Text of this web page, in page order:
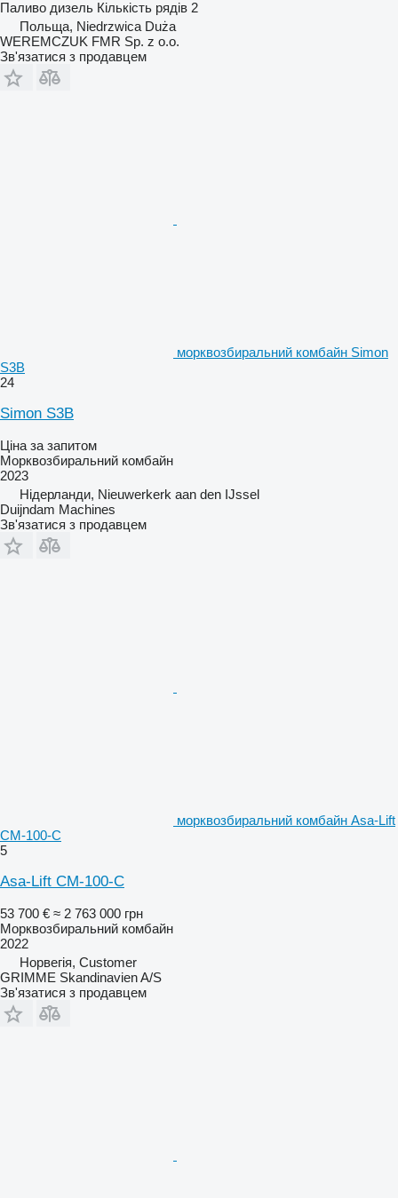
Паливо дизель Кількість рядів 2
Польща, Niedrzwica Duża
WEREMCZUK FMR Sp. z o.o.
Зв'язатися з продавцем
морквозбиральний комбайн Simon
S3B
24
Simon S3B
Ціна за запитом
Морквозбиральний комбайн
2023
Нідерланди, Nieuwerkerk aan den IJssel
Duijndam Machines
Зв'язатися з продавцем
морквозбиральний комбайн Asa-Lift
CM-100-C
5
Asa-Lift CM-100-C
53 700 € ≈ 2 763 000 грн
Морквозбиральний комбайн
2022
Норвегія, Customer
GRIMME Skandinavien A/S
Зв'язатися з продавцем